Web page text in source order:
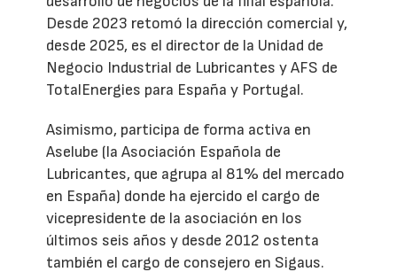
Desde 2023 retomó la dirección comercial y,
desde 2025, es el director de la Unidad de
Negocio Industrial de Lubricantes y AFS de
TotalEnergies para España y Portugal.
Asimismo, participa de forma activa en
Aselube (la Asociación Española de
Lubricantes, que agrupa al 81% del mercado
en España) donde ha ejercido el cargo de
vicepresidente de la asociación en los
últimos seis años y desde 2012 ostenta
también el cargo de consejero en Sigaus.